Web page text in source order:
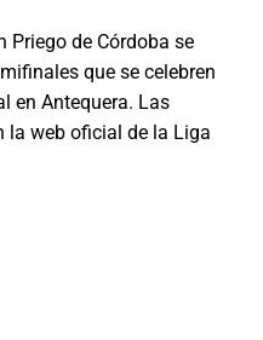
Priego de Córdoba se
que se celebren
en Antequera. Las
la web oficial de la Liga